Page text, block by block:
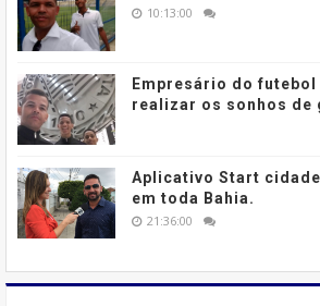
10:13:00
Empresário do futebol
realizar os sonhos de
Aplicativo Start
em toda Bahia.
21:36:00